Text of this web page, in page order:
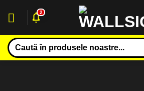
2
Caută
după: